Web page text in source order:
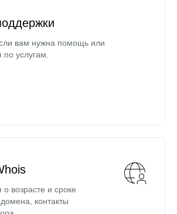
вам нужна помощь или
по услугам.
возрасте и сроке
контакты